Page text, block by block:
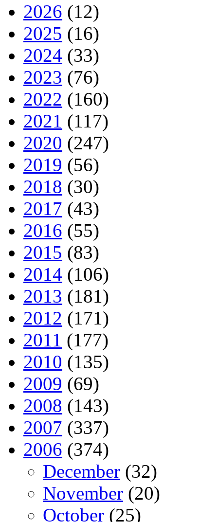
2026 (12)
2025 (16)
2024 (33)
2023 (76)
2022 (160)
2021 (117)
2020 (247)
2019 (56)
2018 (30)
2017 (43)
2016 (55)
2015 (83)
2014 (106)
2013 (181)
2012 (171)
2011 (177)
2010 (135)
2009 (69)
2008 (143)
2007 (337)
2006 (374)
December (32)
November (20)
October (25)